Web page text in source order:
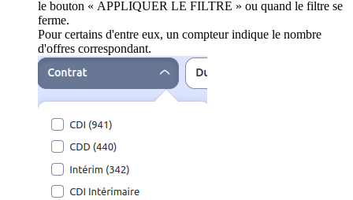
le bouton « APPLIQUER LE FILTRE » ou quand le filtre se
ferme.
Pour certains d'entre eux, un compteur indique le nombre
d'offres correspondant.